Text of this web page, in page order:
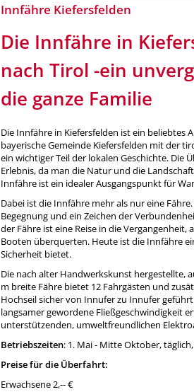
Innfähre Kiefersfelden
Die Innfähre in
nach Tirol -ein
die ganze Familie
Die Innfähre in Kiefersfelden ist ein beliebtes
bayerische Gemeinde Kiefersfelden mit der
ein wichtiger Teil der lokalen Geschichte. Die
Erlebnis, da man die Natur und die
Innfähre ist ein idealer Ausgangspunkt für
Dabei ist die Innfähre mehr als nur eine
Begegnung und ein Zeichen der
der Fähre ist eine Reise in die
Booten überquerten. Heute ist die Innfähre
Sicherheit bietet.
Die nach alter Handwerkskunst hergestellte,
m breite Fähre bietet 12 Fahrgästen und
Hochseil sicher von Innufer zu Innufer
langsamer gewordene Fließgeschwindigkeit
unterstützenden, umweltfreundlichen
Betriebszeiten: 1. Mai - Mitte Oktober,
Preise für die Überfahrt:
Erwachsene 2,-- €